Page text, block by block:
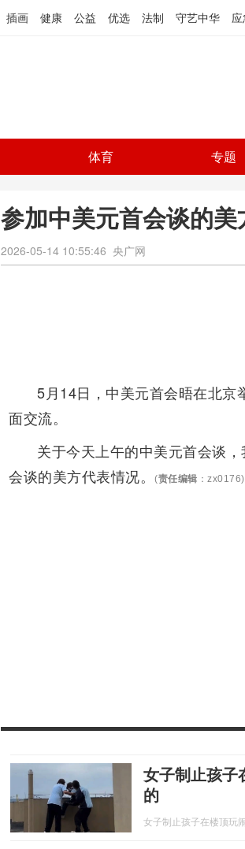
插画 健康 公益 优选 法制 守艺中华
体育 专题
参加中美元首会谈的
2026-05-14 10:55:46 央广网
5月14日，中美元首会晤在北京
面交流。
关于今天上午的中美元首会谈
会谈的美方代表情况。
(责任编辑 ：zx0176)
女子制止孩子
的
女子制止孩子在楼顶玩